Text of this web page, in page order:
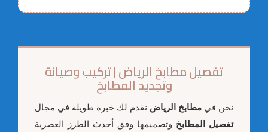
تفصيل مطابخ الرياض | تركيب وصيانة
وتجديد المطابخ
نحن في مطابخ الرياض نقدم لك خبرة طويلة في مجال
تفصيل المطابخ وتصميمها وفق أحدث الطرز العصرية